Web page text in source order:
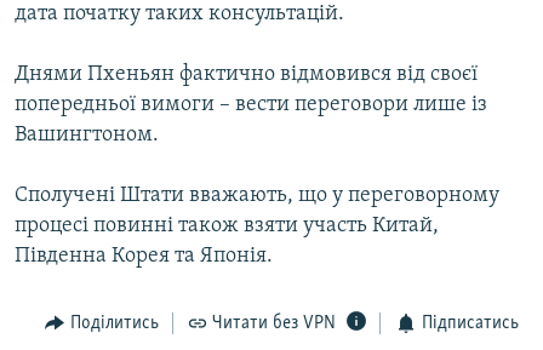
КРИМ РЕАЛІЇ
УКР
КТАТ
ДОЛУЧАЙСЯ!
дата початку таких консультацій.
Днями Пхеньян фактично відмовився від своєї
попередньої вимоги – вести переговори лише із
Вашингтоном.
Сполучені Штати вважають, що у переговорному
процесі повинні також взяти участь Китай,
Південна Корея та Японія.
Поділитись Читати без VPN Підписатись